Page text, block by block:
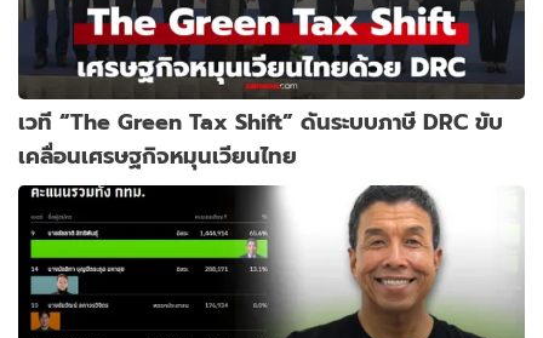
เวที “The Green Tax Shift” ดันระบบภาษี DRC ขับ
เคลื่อนเศรษฐกิจหมุนเวียนไทย